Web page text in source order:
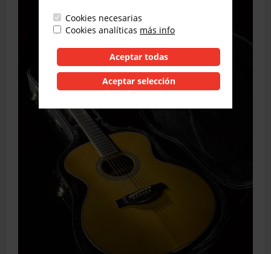
Cookies necesarias
Cookies analíticas más info
Aceptar todas
Aceptar selección